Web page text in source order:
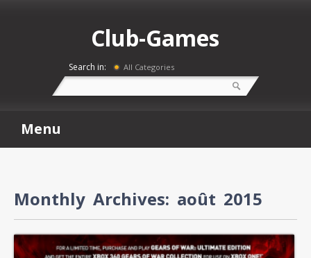
Club-Games
Search in: All Categories
Menu
Monthly Archives: août 2015